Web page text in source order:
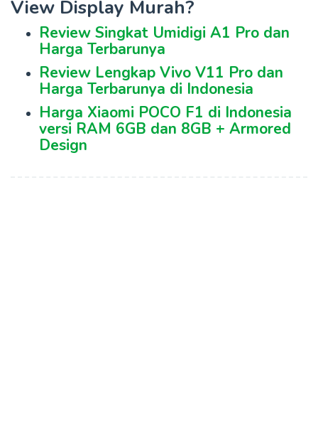
View Display Murah?
Review Singkat Umidigi A1 Pro dan
Harga Terbarunya
Review Lengkap Vivo V11 Pro dan
Harga Terbarunya di Indonesia
Harga Xiaomi POCO F1 di Indonesia
versi RAM 6GB dan 8GB + Armored
Design